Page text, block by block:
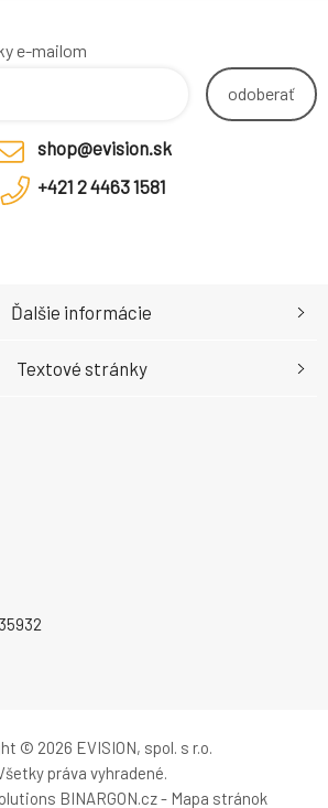
e-mailom
odoberať
shop@evision.sk
+421 2 4463 1581
Ďalšie informácie
Textové stránky
© 2026 EVISION, spol. s r.o.
práva vyhradené.
BINARGON.cz- Mapa stránok